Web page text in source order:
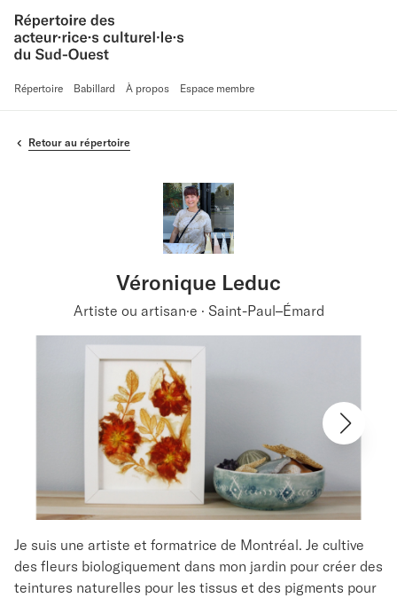
Répertoire Babillard À propos Espace membre
Retour au répertoire
Véronique Leduc
Artiste ou artisan·e · Saint-Paul–Émard
Je suis une artiste et formatrice de Montréal. Je cultive
des fleurs biologiquement dans mon jardin pour créer des
teintures naturelles pour les tissus et des pigments pour